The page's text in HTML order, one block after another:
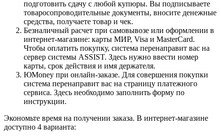
подготовить сдачу с любой купюры. Вы подписываете
товаросопроводительные документы, вносите денежные
средства, получаете товар и чек.
Безналичный расчет при самовывозе или оформлении в
интернет-магазине: карты МИР, Visa и MasterCard.
Чтобы оплатить покупку, система перенаправит вас на
сервер системы ASSIST. Здесь нужно ввести номер
карты, срок действия и имя держателя.
ЮMoney при онлайн-заказе. Для совершения покупки
система перенаправит вас на страницу платежного
сервиса. Здесь необходимо заполнить форму по
инструкции.
Экономьте время на получении заказа. В интернет-магазине
доступно 4 варианта: